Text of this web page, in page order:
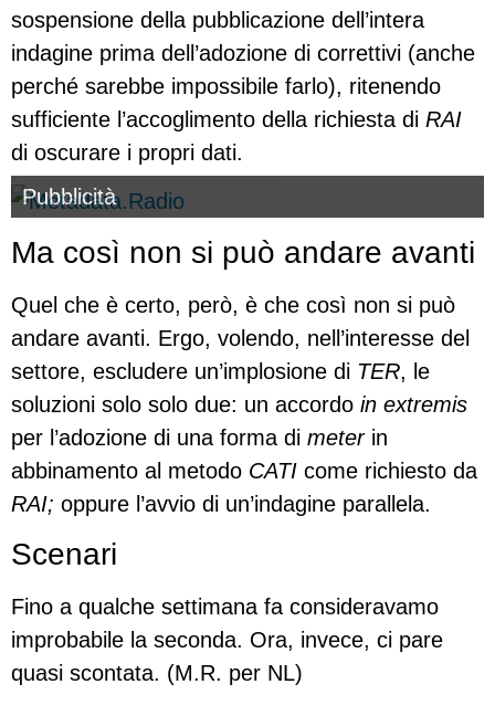
sospensione della pubblicazione dell’intera
indagine prima dell’adozione di correttivi (anche
perché sarebbe impossibile farlo), ritenendo
sufficiente l’accoglimento della richiesta di RAI
di oscurare i propri dati.
Pubblicità
Ma così non si può andare avanti
Quel che è certo, però, è che così non si può
andare avanti. Ergo, volendo, nell’interesse del
settore, escludere un’implosione di TER, le
soluzioni solo solo due: un accordo in extremis
per l’adozione di una forma di meterin
abbinamento al metodo CATI come richiesto da
RAI; oppure l’avvio di un’indagine parallela.
Scenari
Fino a qualche settimana fa consideravamo
improbabile la seconda. Ora, invece, ci pare
quasi scontata. (M.R. per NL)